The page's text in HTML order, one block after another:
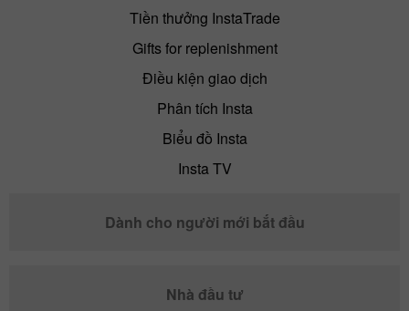
Tiền thưởng InstaTrade
Gifts for replenishment
Điều kiện giao dịch
Phân tích Insta
Biểu đồ Insta
Insta TV
Dành cho người mới bắt đầu
Nhà đầu tư